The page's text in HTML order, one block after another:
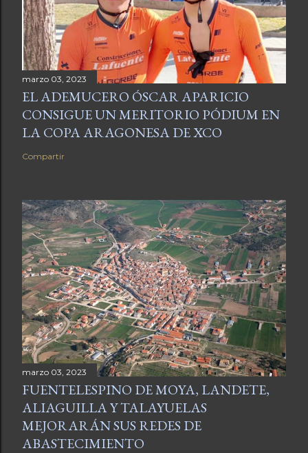
marzo 03, 2023
EL ADEMUCERO ÓSCAR APARICIO
CONSIGUE UN MERITORIO PÓDIUM EN
LA COPA ARAGONESA DE XCO
Compartir
marzo 03, 2023
FUENTELESPINO DE MOYA, LANDETE,
ALIAGUILLA Y TALAYUELAS
MEJORARÁN SUS REDES DE
ABASTECIMIENTO